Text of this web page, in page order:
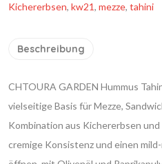
Kichererbsen, kw21, mezze, tahini
Beschreibung
CHTOURA GARDEN Hummus
vielseitige Basis für Mezze,
Kombination aus Kichererbsen
cremige Konsistenz und einen